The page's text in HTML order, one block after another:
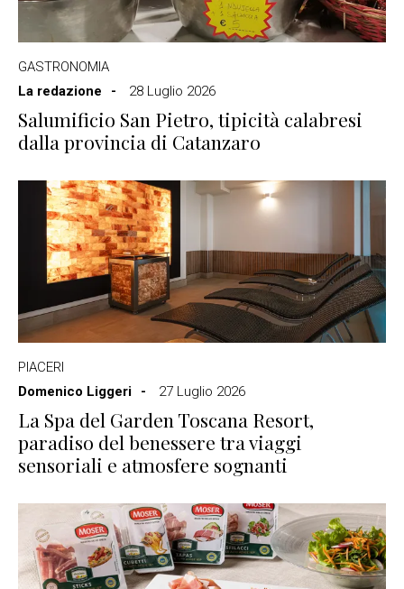
GASTRONOMIA
La redazione
28 Luglio 2026
Salumificio San Pietro, tipicità calabresi
dalla provincia di Catanzaro
PIACERI
Domenico Liggeri
27 Luglio 2026
La Spa del Garden Toscana Resort,
paradiso del benessere tra viaggi
sensoriali e atmosfere sognanti